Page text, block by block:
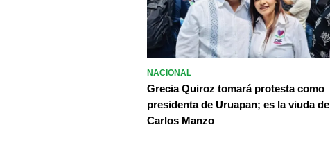
NACIONAL
Grecia Quiroz tomará protesta como
presidenta de Uruapan; es la viuda de
Carlos Manzo